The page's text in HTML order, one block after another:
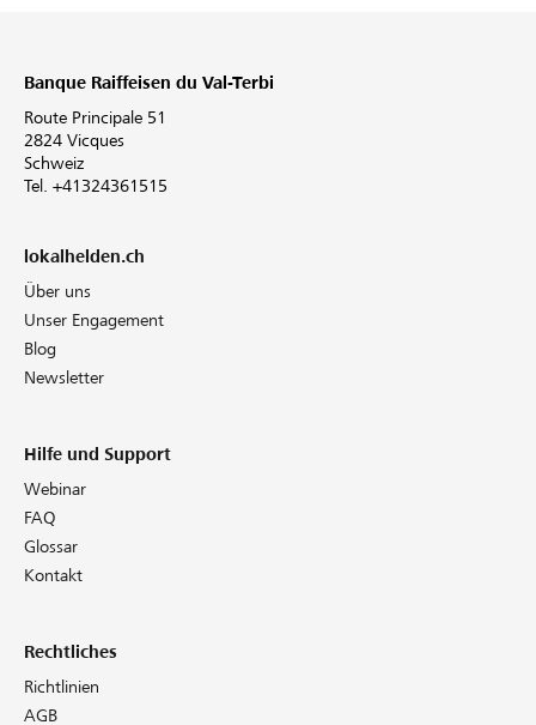
Banque Raiffeisen du Val-Terbi
Route Principale 51
2824 Vicques
Schweiz
Tel. +41324361515
lokalhelden.ch
Über uns
Unser Engagement
Blog
Newsletter
Hilfe und Support
Webinar
FAQ
Glossar
Kontakt
Rechtliches
Richtlinien
AGB